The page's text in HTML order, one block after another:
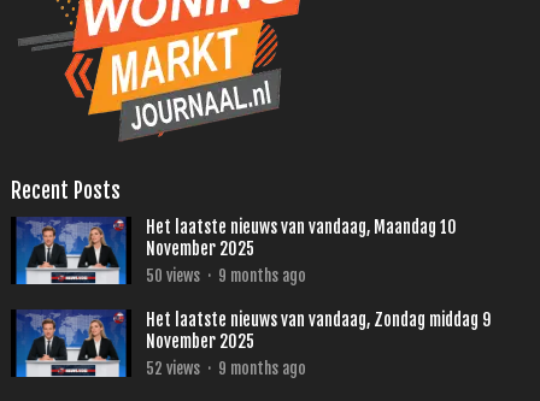
Recent Posts
Het laatste nieuws van vandaag, Maandag 10
November 2025
50 views · 9 months ago
Het laatste nieuws van vandaag, Zondag middag 9
November 2025
52 views · 9 months ago